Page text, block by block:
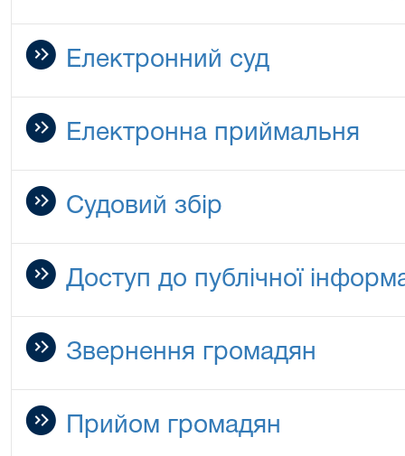
Електронний суд
Електронна приймальня
Судовий збір
Доступ до публічної
Звернення громадян
Прийом громадян